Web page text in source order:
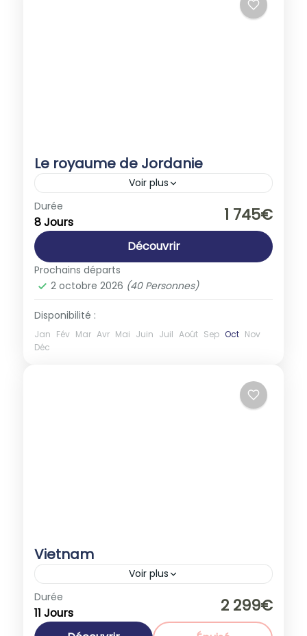
Le royaume de Jordanie
Voir plus
Asie
1-40 People
Durée
8 Jours 1 745€
Découvrir
Prochains départs
2 octobre 2026 (40 Personnes)
Disponibilité :
Jan Fév Mar Avr Mai Juin Juil Août Sep Oct Nov
Déc
Vietnam
Voir plus
Promotions
Asie,Vietnam
Durée
11 Jours 2 299€